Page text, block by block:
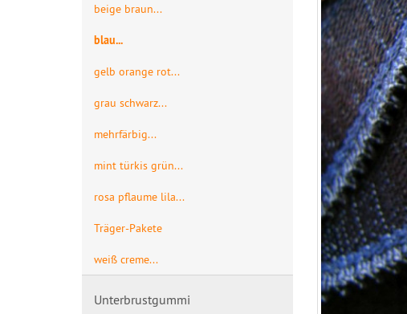
beige braun...
blau...
gelb orange rot...
grau schwarz...
mehrfärbig...
mint türkis grün...
rosa pflaume lila...
Träger-Pakete
weiß creme...
Unterbrustgummi